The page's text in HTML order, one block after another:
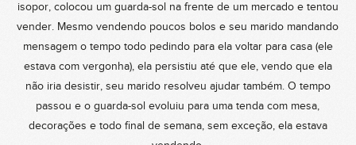
isopor, colocou um guarda-sol na frente de um mercado e tentou
vender. Mesmo vendendo poucos bolos e seu marido mandando
mensagem o tempo todo pedindo para ela voltar para casa (ele
estava com vergonha), ela persistiu até que ele, vendo que ela
não iria desistir, seu marido resolveu ajudar também. O tempo
passou e o guarda-sol evoluiu para uma tenda com mesa,
decorações e todo final de semana, sem exceção, ela estava